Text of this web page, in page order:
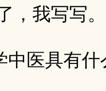
，我写写
中医具有